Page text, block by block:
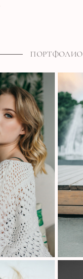
ПОРТФОЛИО